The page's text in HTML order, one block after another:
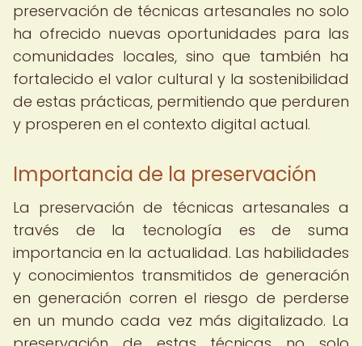
preservación de técnicas artesanales no solo
ha ofrecido nuevas oportunidades para las
comunidades locales, sino que también ha
fortalecido el valor cultural y la sostenibilidad
de estas prácticas, permitiendo que perduren
y prosperen en el contexto digital actual.
Importancia de la preservación
La preservación de técnicas artesanales a
través de la tecnología es de suma
importancia en la actualidad. Las habilidades
y conocimientos transmitidos de generación
en generación corren el riesgo de perderse
en un mundo cada vez más digitalizado. La